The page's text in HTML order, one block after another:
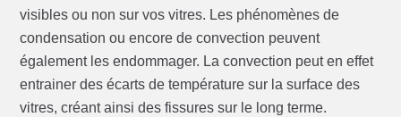
visibles ou non sur vos vitres. Les phénomènes de
condensation ou encore de convection peuvent
également les endommager. La convection peut en effet
entrainer des écarts de température sur la surface des
vitres, créant ainsi des fissures sur le long terme.